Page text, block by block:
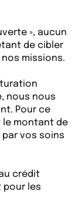
», aucun
de cibler
missions.
nous nous
Pour ce
le montant de
vos soins
crédit
pour les